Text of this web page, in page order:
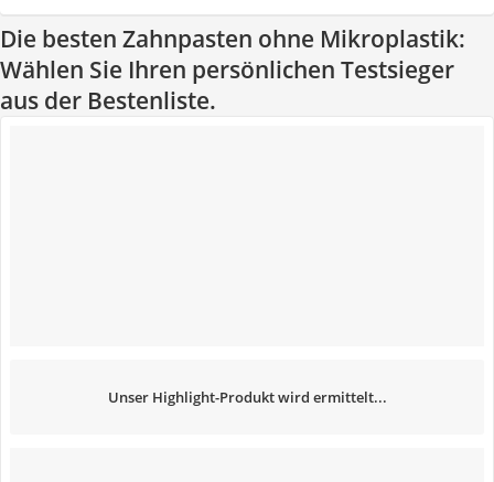
Die besten Zahnpasten ohne Mikroplastik:
Wählen Sie Ihren persönlichen Testsieger
aus der Bestenliste.
Unser Highlight-Produkt wird ermittelt...